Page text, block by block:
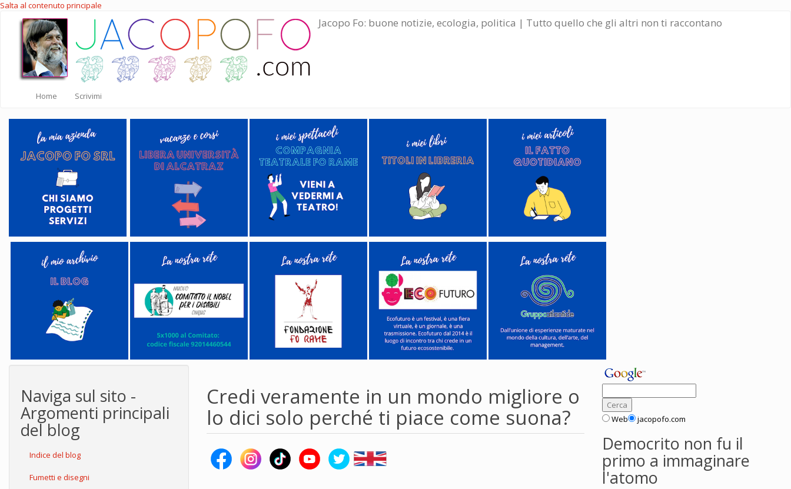
Salta al contenuto principale
Jacopo Fo: buone notizie, ecologia, politica | Tutto quello che gli altri non ti raccontano
Home Scrivimi
Naviga sul sito -
Argomenti principali
del blog
Indice del blog
Fumetti e disegni
Credi veramente in un mondo migliore o
lo dici solo perché ti piace come suona?
Web jacopofo.com
Democrito non fu il
primo a immaginare
l'atomo